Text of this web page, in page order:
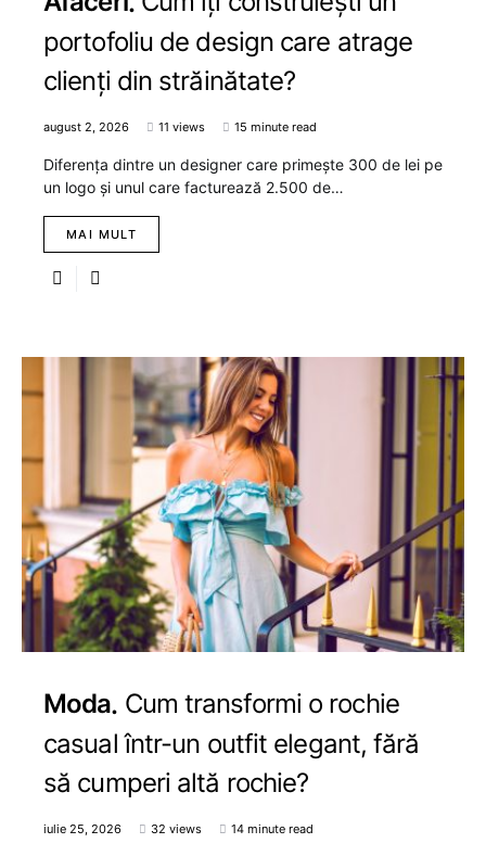
portofoliu de design care atrage
clienți din străinătate?
august 2, 2026 11 views 15 minute read
Diferența dintre un designer care primește 300 de lei pe
un logo și unul care facturează 2.500 de…
MAI MULT
Moda Cum transformi o rochie
casual într-un outfit elegant, fără
să cumperi altă rochie?
iulie 25, 2026 32 views 14 minute read